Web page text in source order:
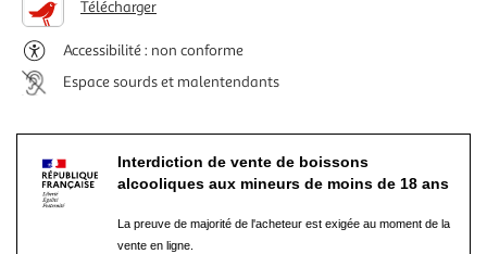
Télécharger
Accessibilité : non conforme
Espace sourds et malentendants
Interdiction de vente de boissons
alcooliques aux mineurs de moins de 18 ans
La preuve de majorité de l'acheteur est exigée au moment de la
vente en ligne.